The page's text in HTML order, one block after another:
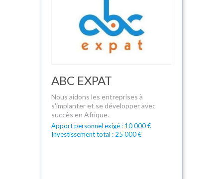
ABC EXPAT
Nous aidons les entreprises à
s'implanter et se développer avec
succès en Afrique.
Apport personnel exigé : 10 000 €
Investissement total : 25 000 €